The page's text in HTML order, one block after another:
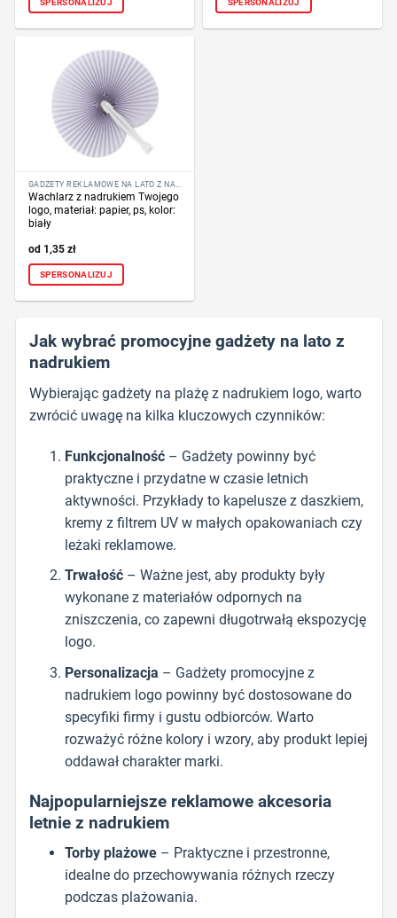
SPERSONALIZUJ SPERSONALIZUJ
Wachlarz z nadrukiem Twojego
logo, materiał: papier, ps, kolor:
biały
1,35 zł
SPERSONALIZUJ
Jak wybrać promocyjne gadżety na lato z
nadrukiem
Wybierając gadżety na plażę z nadrukiem logo, warto
zwrócić uwagę na kilka kluczowych czynników:
Funkcjonalność– Gadżety powinny być
praktyczne i przydatne w czasie letnich
aktywności. Przykłady to kapelusze z daszkiem,
kremy z filtrem UV w małych opakowaniach czy
leżaki reklamowe.
Trwałość– Ważne jest, aby produkty były
wykonane z materiałów odpornych na
zniszczenia, co zapewni długotrwałą ekspozycję
logo.
Personalizacja – Gadżety promocyjne z
nadrukiem logo powinny być dostosowane do
specyfiki firmy i gustu odbiorców. Warto
rozważyć różne kolory i wzory, aby produkt lepiej
oddawał charakter marki.
Najpopularniejsze reklamowe akcesoria
letnie z nadrukiem
Torby plażowe– Praktyczne i przestronne,
idealne do przechowywania różnych rzeczy
podczas plażowania.